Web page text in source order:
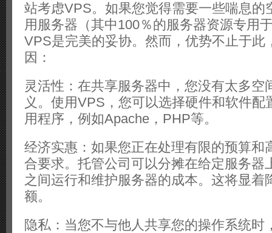
站考虑VPS。如果您觉得需要一些喘息的
用服务器（其中100％的服务器资源专用
VPS是完美的妥协。然而，优势不止于此
因：
灵活性：在共享服务器中，您没有太多空
义。使用VPS，您可以选择硬件和软件配
用程序，例如Apache，PHP等。
经济实惠：如果您正在处理有限的预算和
合要求。托管公司可以分摊在给定服务器
之间运行和维护服务器的成本。这将显着
额。
隐私：当您不与他人共享您的操作系统时